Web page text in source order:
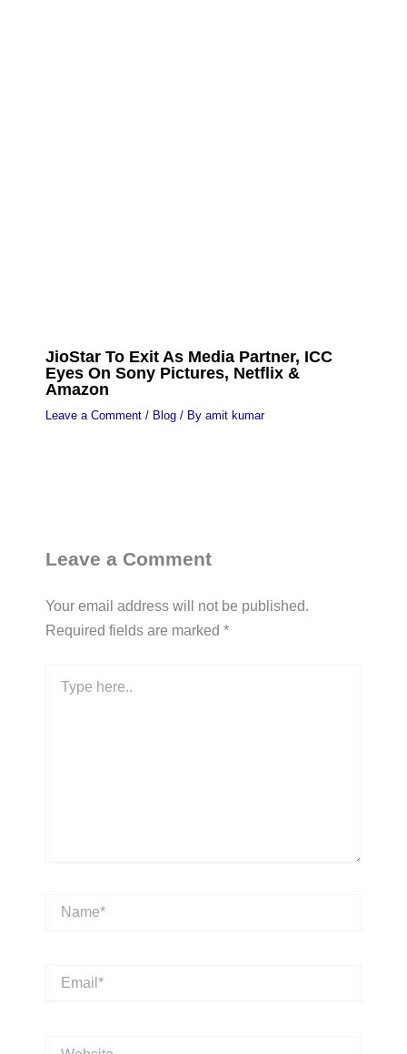
JioStar To Exit As Media Partner, ICC
Eyes On Sony Pictures, Netflix &
Amazon
Leave a Comment / Blog/ By amit kumar
Leave a Comment
Your email address will not be published.
Required fields are marked *
here..
Email*
Website